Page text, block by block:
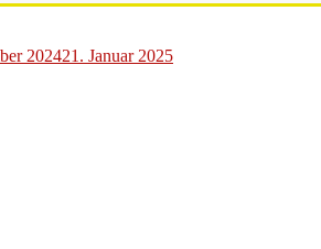
202421. Januar 2025